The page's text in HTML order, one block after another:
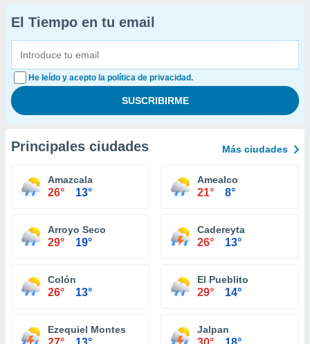
El Tiempo en tu email
He leído y acepto la política de privacidad.
Principales ciudades Más ciudades
Amazcala
26° 13°
Amealco
21° 8°
Arroyo Seco
29° 19°
Cadereyta
26° 13°
Colón
26° 13°
El Pueblito
29° 14°
Ezequiel Montes Jalpan